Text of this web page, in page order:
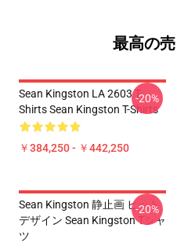
最高の
Sean Kingston LA 2603 T-
Shirts Sean Kingston T-Shirts
￥384,250 - ￥442,250
-20%
Sean Kingston 静止画 ヒット
デザイン Sean Kingston Tシャ
ツ
-20%